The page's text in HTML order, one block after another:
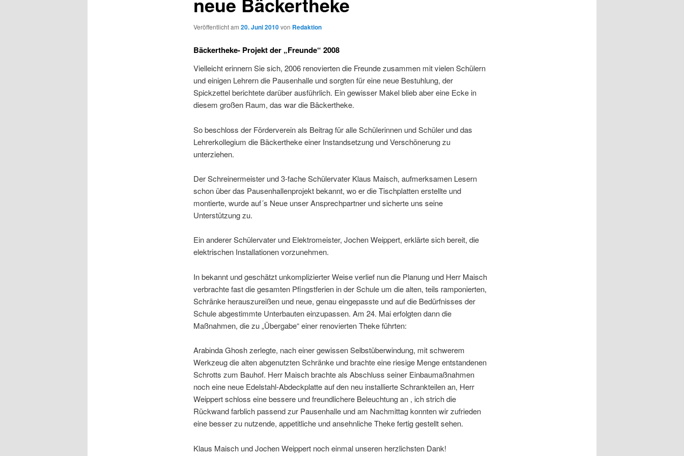
Veröffentlicht am 20. Juni 2010von Redaktion
Bäckertheke- Projekt der „Freunde“ 2008
Vielleicht erinnern Sie sich, 2006 renovierten die Freunde zusammen mit vielen Schülern
und einigen Lehrern die Pausenhalle und sorgten für eine neue Bestuhlung, der
Spickzettel berichtete darüber ausführlich. Ein gewisser Makel blieb aber eine Ecke in
diesem großen Raum, das war die Bäckertheke.
So beschloss der Förderverein als Beitrag für alle Schülerinnen und Schüler und das
Lehrerkollegium die Bäckertheke einer Instandsetzung und Verschönerung zu
unterziehen.
Der Schreinermeister und 3-fache Schülervater Klaus Maisch, aufmerksamen Lesern
schon über das Pausenhallenprojekt bekannt, wo er die Tischplatten erstellte und
montierte, wurde auf´s Neue unser Ansprechpartner und sicherte uns seine
Unterstützung zu.
Ein anderer Schülervater und Elektromeister, Jochen Weippert, erklärte sich bereit, die
elektrischen Installationen vorzunehmen.
In bekannt und geschätzt unkomplizierter Weise verlief nun die Planung und Herr Maisch
verbrachte fast die gesamten Pfingstferien in der Schule um die alten, teils ramponierten,
Schränke herauszureißen und neue, genau eingepasste und auf die Bedürfnisses der
Schule abgestimmte Unterbauten einzupassen. Am 24. Mai erfolgten dann die
Maßnahmen, die zu „Übergabe“ einer renovierten Theke führten:
Arabinda Ghosh zerlegte, nach einer gewissen Selbstüberwindung, mit schwerem
Werkzeug die alten abgenutzten Schränke und brachte eine riesige Menge entstandenen
Schrotts zum Bauhof. Herr Maisch brachte als Abschluss seiner Einbaumaßnahmen
noch eine neue Edelstahl-Abdeckplatte auf den neu installierte Schrankteilen an, Herr
Weippert schloss eine bessere und freundlichere Beleuchtung an , ich strich die
Rückwand farblich passend zur Pausenhalle und am Nachmittag konnten wir zufrieden
eine besser zu nutzende, appetitliche und ansehnliche Theke fertig gestellt sehen.
Klaus Maisch und Jochen Weippert noch einmal unseren herzlichsten Dank!